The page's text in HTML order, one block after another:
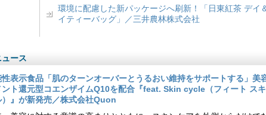
環境に配慮した新パッケージへ刷新！「日東紅茶 デイ
イティーバッグ」／三井農林株式会社
ース
性表示食品「肌のターンオーバーとうるおい維持をサポートする」美
ント還元型コエンザイムQ10を配合『feat. Skin cycle（フィート ス
）』が新発売／株式会社Quon